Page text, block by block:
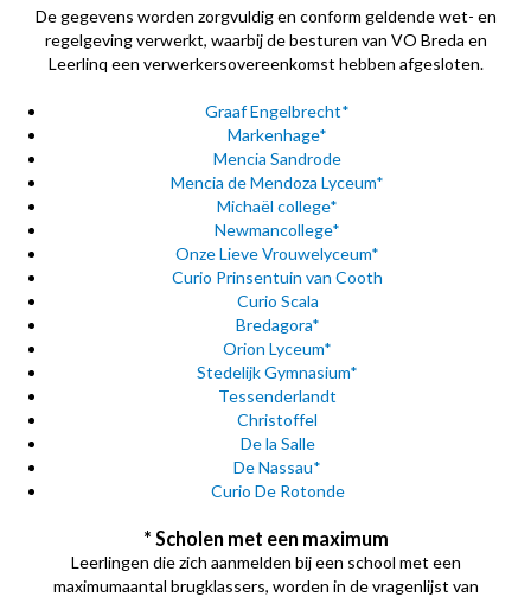
De gegevens worden zorgvuldig en conform geldende wet- en
regelgeving verwerkt, waarbij de besturen van VO Breda en
Leerlinq een verwerkersovereenkomst hebben afgesloten.
Graaf Engelbrecht*
Markenhage*
Mencia Sandrode
Mencia de Mendoza Lyceum*
Michaël college*
Newmancollege*
Onze Lieve Vrouwelyceum*
Curio Prinsentuin van Cooth
Curio Scala
Bredagora*
Orion Lyceum*
Stedelijk Gymnasium*
Tessenderlandt
Christoffel
De la Salle
De Nassau*
Curio De Rotonde
* Scholen met een maximum
Leerlingen die zich aanmelden bij een school met een
maximumaantal brugklassers, worden in de vragenlijst van